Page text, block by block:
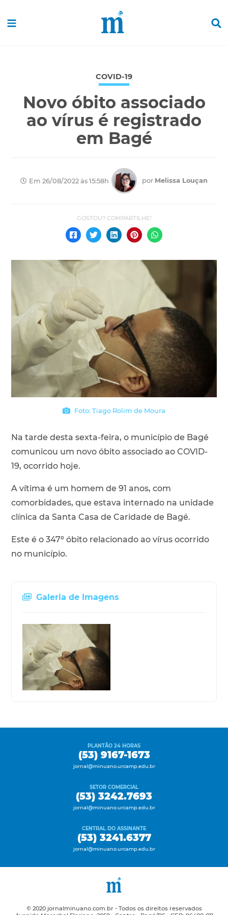
COVID-19
Novo óbito associado
ao vírus é registrado
em Bagé
Em 26/08/2022 às 15:58h por Melissa Louçan
Foto: Tiago Rolim de Moura
Na tarde desta sexta-feira, o município de Bagé
comunicou um novo óbito associado ao COVID-
19, ocorrido hoje.
A vítima é um homem de 91 anos, com
comorbidades, que estava internado na unidade
clínica da Santa Casa de Caridade de Bagé.
Este é o 347º óbito relacionado ao vírus ocorrido
no município.
Galeria de Imagens
PLANTÃO 24 HORAS
(53) 9167-1673
jornal@minuano.urcamp.edu.br
SETOR COMERCIAL
(53) 3242.7693
jornal@minuano.urcamp.edu.br
CENTRAL DO ASSINANTE
(53) 3241.6377
jornal@minuano.urcamp.edu.br
© 2020 jornalminuano.com.br - Todos os direitos reservados